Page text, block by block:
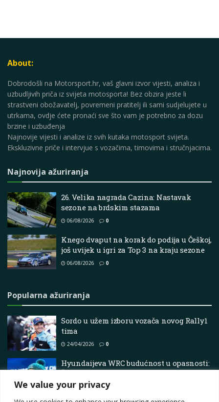
We value your privacy
About:
Dobrodošli na Motorsport.hr, vaš glavni izvor vijesti, analiza i
uzbudljivih priča iz svijeta motosporta! Bez obzira jeste li
strastveni obožavatelj, povremeni pratitelj ili sami sudjelujete u
utrkama, ovdje ćete pronaći sve što vam je potrebno za dozu
brzine i uzbuđenja
Najnovije vijesti i analize iz svih kutaka motosport svijeta.
Ekskluzivne priče i intervjue s vozačima, timovima i stručnjacima.
Najnovija ažuriranja
26. Velika nagrada Cazina: Nastavak
sezone na brdskim stazama
06/08/2026 0
Knego dvaput na korak do podija u Češkoj,
još uvijek u igri za Top 3 na kraju sezone
06/08/2026 0
Popularna ažuriranja
Sordo u užem izboru vozača novog Rally1
tima
24/04/2026 0
Hyundaijeva WRC budućnost u opasnosti:
Šef izražava optimizam usred
nesigurnosti i izazova